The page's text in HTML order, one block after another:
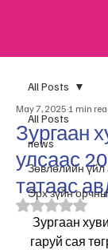
All Posts
news
​Зөвлөлийн үйл
Эрх зүйн
All Posts
Зургаан
улсаас
татаас
May 7, 2025 1 min
Rated NaN
гаруй сая